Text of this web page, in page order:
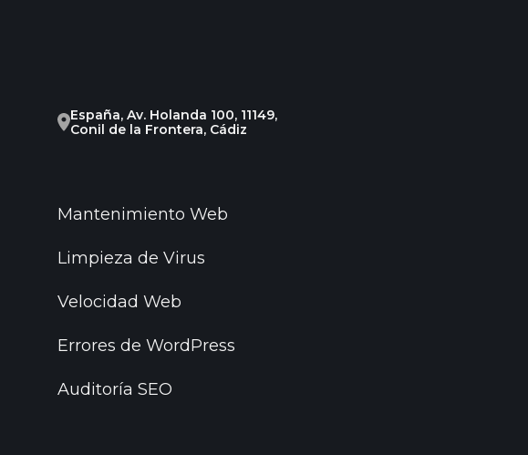
España, Av. Holanda 100, 11149,
Conil de la Frontera, Cádiz
Mantenimiento Web
Limpieza de Virus
Velocidad Web
Errores de WordPress
Auditoría SEO